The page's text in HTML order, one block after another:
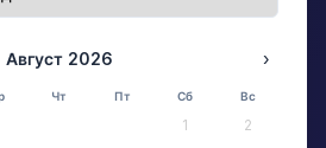
Август 2026 ›
Чт Пт Сб Вс
1
2